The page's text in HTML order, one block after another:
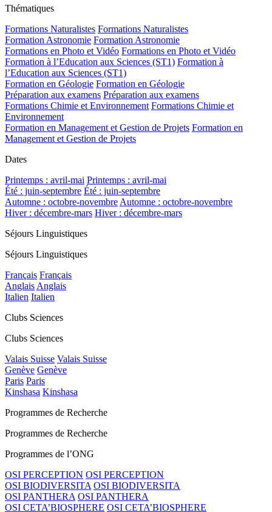
Thématiques
Formations Naturalistes Formations Naturalistes
Formation Astronomie Formation Astronomie
Formations en Photo et Vidéo Formations en Photo et Vidéo
Formation à l’Education aux Sciences (ST1) Formation à
l’Education aux Sciences (ST1)
Formation en Géologie Formation en Géologie
Préparation aux examens Préparation aux examens
Formations Chimie et Environnement Formations Chimie et
Environnement
Formation en Management et Gestion de Projets Formation en
Management et Gestion de Projets
Dates
Printemps : avril-mai Printemps : avril-mai
Été : juin-septembre Été : juin-septembre
Automne : octobre-novembre Automne : octobre-novembre
Hiver : décembre-mars Hiver : décembre-mars
Séjours Linguistiques
Séjours Linguistiques
Français Français
Anglais Anglais
Italien Italien
Clubs Sciences
Clubs Sciences
Valais Suisse Valais Suisse
Genève Genève
Paris Paris
Kinshasa Kinshasa
Programmes de Recherche
Programmes de Recherche
Programmes de l’ONG
OSI PERCEPTION OSI PERCEPTION
OSI BIODIVERSITA OSI BIODIVERSITA
OSI PANTHERA OSI PANTHERA
OSI CETA’BIOSPHERE OSI CETA’BIOSPHERE